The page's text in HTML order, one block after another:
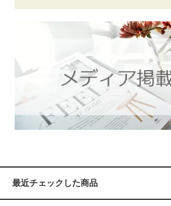
最近チェックした商品